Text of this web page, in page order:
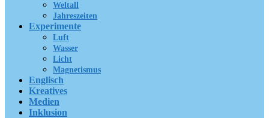
Weltall
Jahreszeiten
Experimente
Luft
Wasser
Licht
Magnetismus
Englisch
Kreatives
Medien
Inklusion